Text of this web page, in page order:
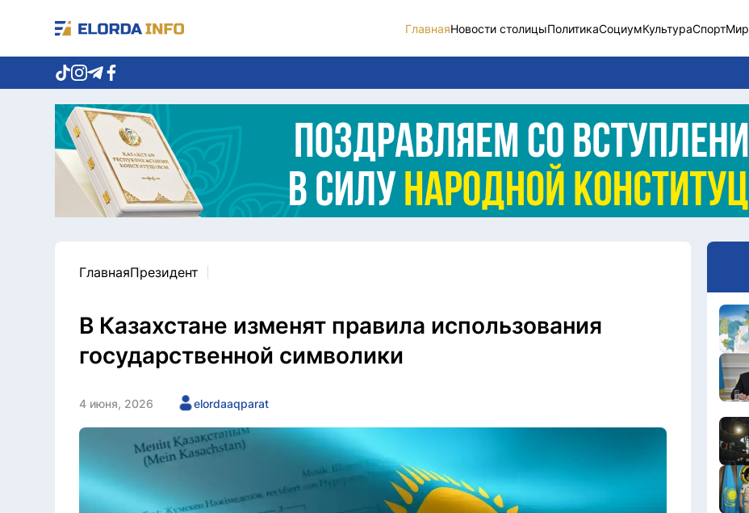
ГлавнаяНовости столицыПолитикаСоциумКультураСпортМир
Новости столицы
Социум
Спорт
Этический кодекс
ГлавнаяПрезидент
В Казахстане изменят правила использования
государственной символики
4 июня, 2026 elordaaqparat